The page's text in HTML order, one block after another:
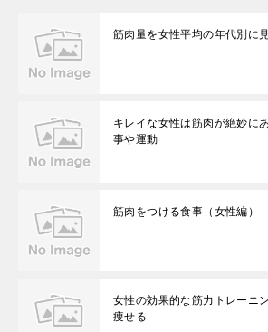
筋肉量を女性平均の年代別に
キレイな女性は筋肉が絶妙に
事や運動
筋肉をつける食事（女性編）
女性の効果的な筋力トレーニ
痩せる